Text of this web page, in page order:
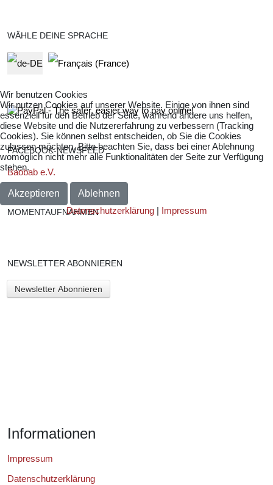
WÄHLE DEINE SPRACHE
Select your language
FACEBOOK-NEWSFEED
Baobab e.V.
MOMENTAUFNAHMEN
NEWSLETTER ABONNIEREN
Newsletter Abonnieren
Informationen
Impressum
Datenschutzerklärung
Wir benutzen Cookies
Wir nutzen Cookies auf unserer Website. Einige von ihnen sind
essenziell für den Betrieb der Seite, während andere uns helfen,
diese Website und die Nutzererfahrung zu verbessern (Tracking
Cookies). Sie können selbst entscheiden, ob Sie die Cookies
zulassen möchten. Bitte beachten Sie, dass bei einer Ablehnung
womöglich nicht mehr alle Funktionalitäten der Seite zur Verfügung
stehen.
Akzeptieren
Ablehnen
Datenschutzerklärung| Impressum